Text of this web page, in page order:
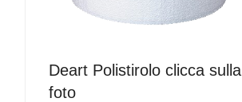
Deart Polistirolo clicca sulla
foto